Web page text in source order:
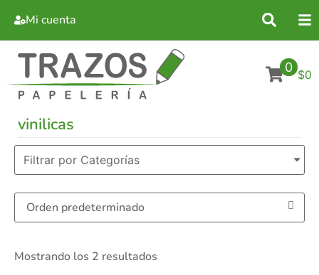
Mi cuenta
0 $0
vinilicas
Filtrar por Categorías
Mostrando los 2 resultados